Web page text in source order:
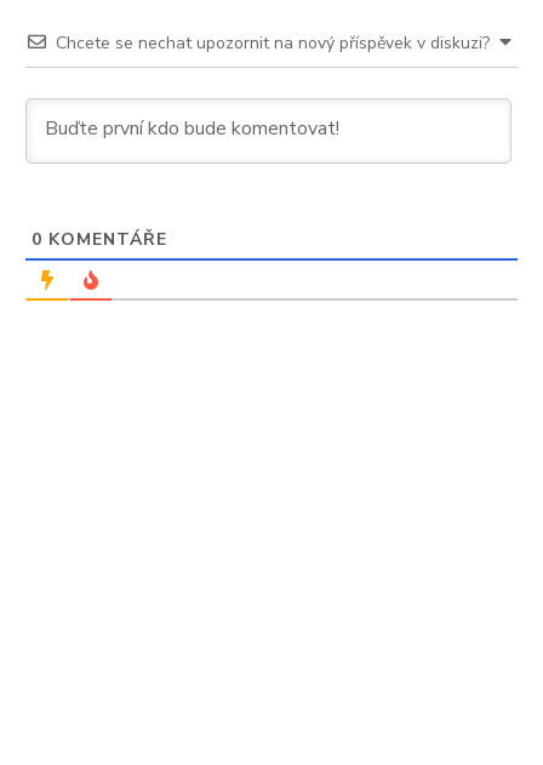
Chcete se nechat upozornit na nový příspěvek v diskuzi?
0 KOMENTÁŘE